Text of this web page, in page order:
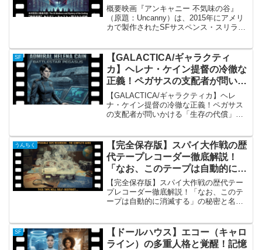
された伏線を完全解説
概要映画『アンキャニー 不気味の谷』
（原題：Uncanny）は、2015年にアメリ
カで製作されたSFサスペンス・スリラー
イラー、脚本はシャヒン・チャンドラソ
ーマが手掛け...
SF
【GALACTICA/ギャラクティ
カ】ヘレナ・ケイン提督の冷徹な
正義！ペガサスの支配者が問いか
ける「生存の代償」
【GALACTICA/ギャラクティカ】ヘレ
ナ・ケイン提督の冷徹な正義！ペガサス
の支配者が問いかける「生存の代償」
傑作SFドラマ『GALACTICA/ギャラ...
うんちく
【完全保存版】スパイ大作戦の歴
代テープレコーダー徹底解説！
「なお、このテープは自動的に消
滅する」の秘密と名機たち
【完全保存版】スパイ大作戦の歴代テー
プレコーダー徹底解説！「なお、このテ
ープは自動的に消滅する」の秘密と名機
せ、日本でも絶大な人気を誇ったアメリ
カのテレビドラマ『...
SF
【ドールハウス】エコー（キャロ
ライン）の多重人格と覚醒！記憶